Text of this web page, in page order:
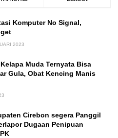
Komputer No Signal,
2023
Muda Ternyata Bisa
Gula, Obat Kencing Manis
Cirebon segera Panggil
Dugaan Penipuan